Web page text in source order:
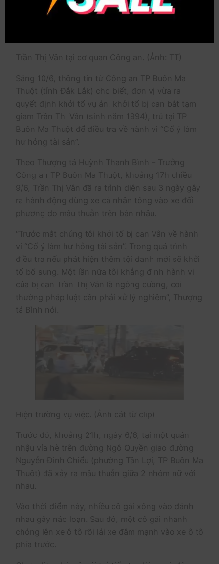
Trần Thị Vân tại cơ quan Công an. (Ảnh: TT)
Sáng 10/6, thông tin từ Công an TP Buôn Ma
Thuột (tỉnh Đắk Lắk) cho biết, đơn vị vừa ra
quyết định khởi tố vụ án, khởi tố bị can bắt tạm
giam Trần Thị Vân (sinh năm 1994), trú tại TP
Buôn Ma Thuột để điều tra về hành vi “Cố ý làm
hư hỏng tài sản”.
Theo Thượng tá Huỳnh Thanh Bình – Trưởng
Công an TP Buôn Ma Thuột, khoảng 17h chiều
9/6, Trần Thị Vân đã ra trình diện sau 3 ngày gây
ra hành động dùng xe cá nhân tông vào xe đối
phương do mâu thuẫn trên bàn nhậu.
“Trước mắt chúng tôi khởi tố bị can Vân về hành
vi “Cố ý làm hư hỏng tài sản”. Trong quá trình
điều tra nếu phát hiện thêm tội danh mới sẽ khởi
tố bổ sung. Một lần nữa tôi khẳng định hành vi
của bị can Trần Thị Vân là ngông cuồng, coi
thường pháp luật cần phải xử lý nghiêm”, Thượng
tá Bình nói.
Hiện trường vụ việc. (Ảnh cắt từ clip)
Trước đó, khoảng 21h, ngày 6/6, tại một quán
nhậu vỉa hè trên đường Ngô Quyền giao đường
Nguyễn Đình Chiểu (phường Tân Lợi, TP Buôn Ma
Thuột) đã xảy ra mâu thuẫn giữa 2 nhóm nữ với
nhau.
Vào thời điểm này, nhiều cô gái xông vào đánh
nhau gây náo loạn. Sau đó, một cô gái nhanh
chóng lên xe ô tô rồi lái xe đâm mạnh vào xe ô tô
phía trước.